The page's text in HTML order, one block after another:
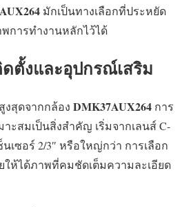
มักเป็นทางเลือกที่ประหยัด
การทำงานหลักไว้ได้
ตั้งและอุปกรณ์เสริม
งสุดจากกล้อง DMK37AUX264 การ
ะสมเป็นสิ่งสำคัญ เริ่มจากเลนส์ C-
เซอร์ 2/3″ หรือใหญ่กว่า การเลือก
ให้ได้ภาพที่คมชัดเต็มความละเอียด